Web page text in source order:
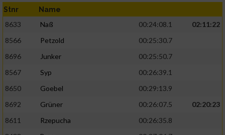
Stnr Name
8633 Naß 00:24:08.1
02:11:22
8566
Petzold
00:25:30.7
8696
Junker
00:25:50.7
8567
Syp
00:26:39.1
8650
Goebel
00:29:13.9
8692
Grüner 00:26:07.5
02:20:23
8611
Rzepucha
00:26:35.8